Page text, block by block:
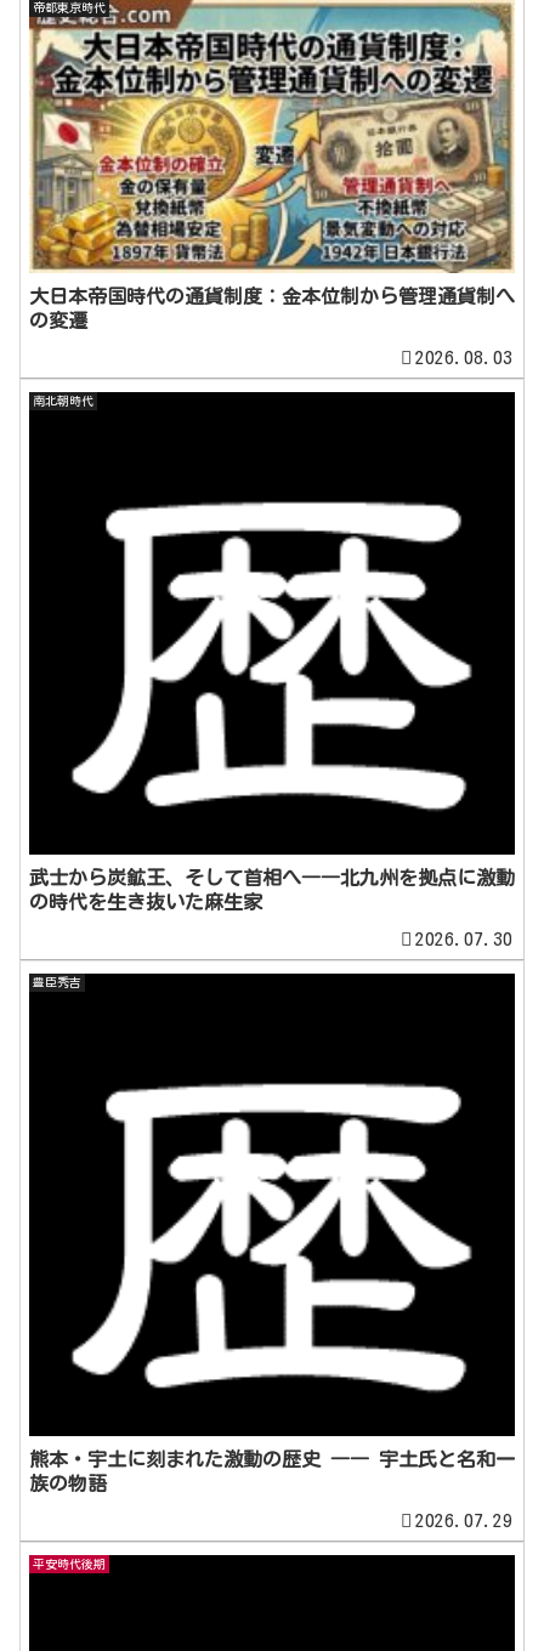
帝都東京時代
大日本帝国時代の通貨制度：金本位制から管理通貨制へ
の変遷
2026.08.03
南北朝時代
武士から炭鉱王、そして首相へ――北九州を拠点に激動
の時代を生き抜いた麻生家
2026.07.30
豊臣秀吉
熊本・宇土に刻まれた激動の歴史 ―― 宇土氏と名和一
族の物語
2026.07.29
平安時代後期